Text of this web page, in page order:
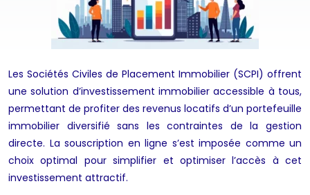
Les Sociétés Civiles de Placement Immobilier (SCPI) offrent
une solution d’investissement immobilier accessible à tous,
permettant de profiter des revenus locatifs d’un portefeuille
immobilier diversifié sans les contraintes de la gestion
directe. La souscription en ligne s’est imposée comme un
choix optimal pour simplifier et optimiser l’accès à cet
investissement attractif.